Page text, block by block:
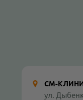
СМ-
ул.